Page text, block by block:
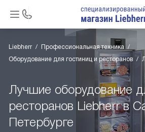
Liebherr
Профессиональная техника
Оборудование для гостиниц и ресторанов
Лучшие оборудование
ресторанов Liebherr в
Петербурге